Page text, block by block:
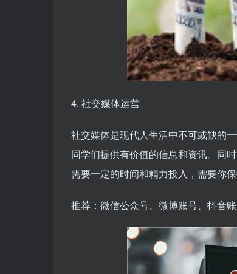
4. 社交媒体运营
社交媒体是现代人生活中不可或缺的
同学们提供有价值的信息和资讯。同
需要一定的时间和精力投入，需要你保
推荐：微信公众号、微博账号、抖音